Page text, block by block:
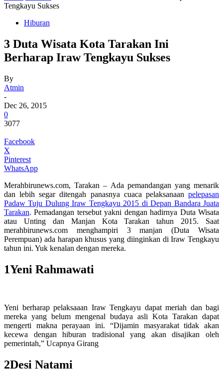
Tengkayu Sukses
Hiburan
3 Duta Wisata Kota Tarakan Ini
Berharap Iraw Tengkayu Sukses
By
Atmin
-
Dec 26, 2015
0
3077
Facebook
X
Pinterest
WhatsApp
Merahbirunews.com, Tarakan – Ada pemandangan yang menarik
dan lebih segar ditengah panasnya cuaca pelaksanaan pelepasan
Padaw Tuju Dulung Iraw Tengkayu 2015 di Depan Bandara Juata
Tarakan. Pemadangan tersebut yakni dengan hadirnya Duta Wisata
atau Unting dan Manjan Kota Tarakan tahun 2015. Saat
merahbirunews.com menghampiri 3 manjan (Duta Wisata
Perempuan) ada harapan khusus yang diinginkan di Iraw Tengkayu
tahun ini. Yuk kenalan dengan mereka.
1Yeni Rahmawati
Yeni berharap pelaksaaan Iraw Tengkayu dapat meriah dan bagi
mereka yang belum mengenal budaya asli Kota Tarakan dapat
mengerti makna perayaan ini. “Dijamin masyarakat tidak akan
kecewa dengan hiburan tradisional yang akan disajikan oleh
pemerintah,” Ucapnya Girang
2Desi Natami